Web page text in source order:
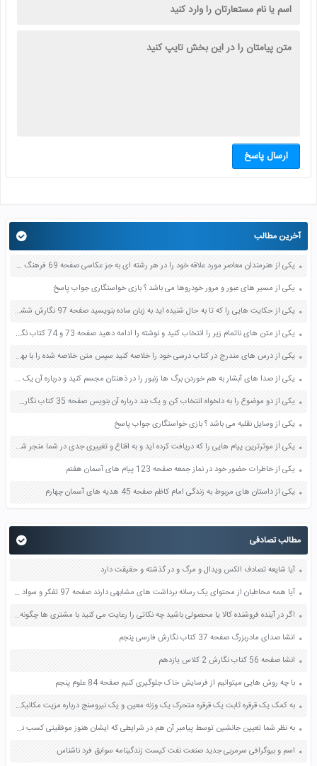
ارسال پاسخ
آخرین مطالب
یکی از هنرمندان معاصر مورد علاقه خود را در هر رشته ای به جز عکاسی صفحه 69 فرهنگ و هنر نهم
یکی از مسیر های عبور و مرور خودروها می باشد ؟ بازی خواستگاری جواب پاسخ
یکی از حکایت هایی را که تا به حال شنیده اید به زبان ساده بنویسید صفحه 97 نگارش ششم دبستان
یکی از متن های ناتمام زیر را انتخاب کنید و نوشته را ادامه دهید صفحه 73 و 74 کتاب نگارش فارسی پنجم دبستان
یکی از درس های مندرج در کتاب درسی خود را خلاصه کنید سپس متن خلاصه شده را با بهره گیری از روش های دسته بندی نمودار جدول نقشه مفهومی نشان دهید صفحه 118 نگارش یازدهم
یکی از صدا های آبشار به هم خوردن برگ ها زنبور را در ذهنتان مجسم کنید و درباره آن یک بند بنویسید صفحه 11 نگارش پنجم
یکی از دو موضوع را به دلخواه انتخاب کن و یک بند درباره آن بنویس صفحه 35 کتاب نگارش فارسی سوم
یکی از وسایل نقلیه می باشد ؟ بازی خواستگاری جواب پاسخ
یکی از موثرترین پیام هایی را که دریافت کرده اید و به اقناع و تغییری جدی در شما منجر شده است برسی کنید و علت این تاثیر گذاری قابل توجه را بنویسید صفحه 52 تفکر و سواد رسانه ای دهم
یکی از خاطرات حضور خود در نماز جمعه صفحه 123 پیام های آسمان هفتم
یکی از داستان های مربوط به زندگی امام کاظم صفحه 45 هدیه های آسمان چهارم
مطالب تصادفی
آیا شایعه تصادف الکس ویدال و مرگ و در گذشته و حقیقت دارد
آیا همه مخاطبان از محتوای یک رسانه برداشت های مشابهی دارند صفحه 97 تفکر و سواد رسانه ای دهم
اگر در آینده فروشنده کالا یا محصولی باشید چه نکاتی را رعایت می کنید با مشتری ها چگونه رفتار می کنید صفحه 36 مطالعات اجتماعی هفتم
انشا صدای مادربزرگ صفحه 37 کتاب نگارش فارسی پنجم
انشا صفحه 56 کتاب نگارش 2 کلاس یازدهم
با چه روش هایی میتوانیم از فرسایش خاک جلوگیری کنیم صفحه 84 علوم پنجم
به کمک یک قرقره ثابت یک قرقره متحرک یک وزنه معین و یک نیروسنج درباره مزیت مکانیکی قرقره های ثابت و متحرک شکل 1 تحقیق کنید صفحه 98 علوم نهم
به نظر شما تعیین جانشین توسط پیامبر آن هم در شرایطی که ایشان هنوز موفقیتی کسب نکرده بود و حتی خویشانش نیز دعوت او را نپذیرفته بودند چه پیام هایی در برداشت؟ صفحه 65 دین و زندگی یازدهم
اسم و بیوگرافی سرمربی جدید صنعت نفت کیست زندگینامه سوابق فرد ناشناس